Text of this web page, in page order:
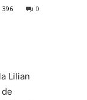
0
396
Lilian